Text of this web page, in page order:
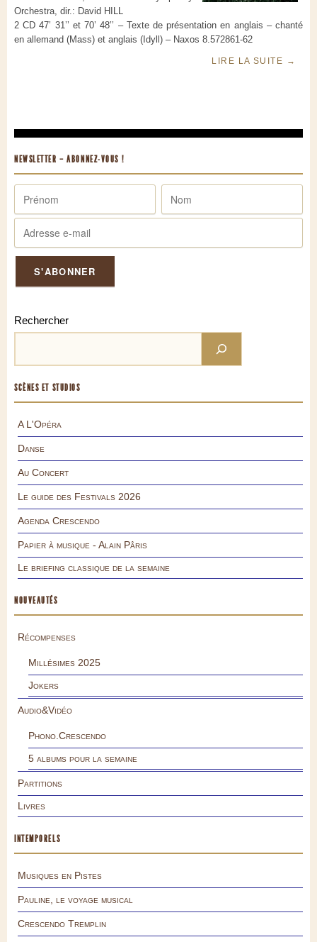
Orchestra, dir.: David HILL
2 CD 47’ 31’’ et 70’ 48’’ – Texte de présentation en anglais – chanté
en allemand (Mass) et anglais (Idyll) – Naxos 8.572861-62
LIRE LA SUITE →
NEWSLETTER – ABONNEZ-VOUS !
Rechercher
SCÈNES ET STUDIOS
A L'Opéra
Danse
Au Concert
Le guide des Festivals 2026
Agenda Crescendo
Papier à musique - Alain Pâris
Le briefing classique de la semaine
NOUVEAUTÉS
Récompenses
Millésimes 2025
Jokers
Audio&Vidéo
Phono.Crescendo
5 albums pour la semaine
Partitions
Livres
INTEMPORELS
Musiques en Pistes
Pauline, le voyage musical
Crescendo Tremplin